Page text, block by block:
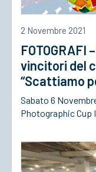
2 Novembre 2021
FOTOGRAFI
vincitori del
“Scattiamo
Sabato 6
Photographic Cup